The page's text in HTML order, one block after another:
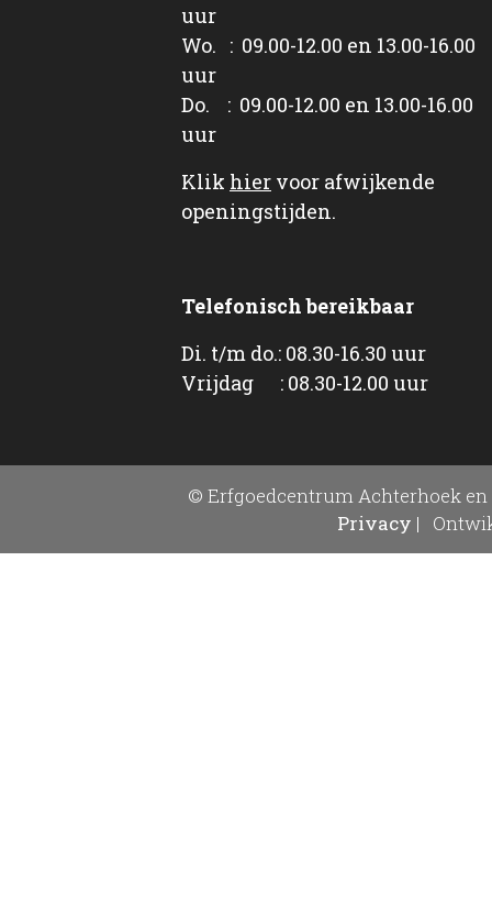
uur
Wo. : 09.00-12.00 en 13.00-16.00
uur
Do. : 09.00-12.00 en 13.00-16.00
uur
Klik hier voor afwijkende
openingstijden.
Telefonisch bereikbaar
Di. t/m do.: 08.30-16.30 uur
Vrijdag : 08.30-12.00 uur
© Erfgoedcentrum Achterhoek en
Privacy |